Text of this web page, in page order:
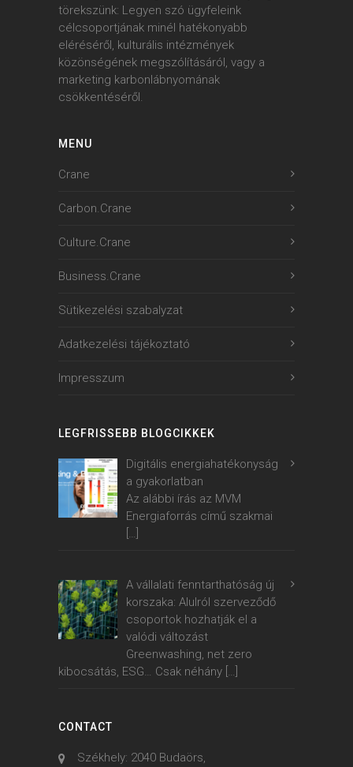
törekszünk: Legyen szó ügyfeleink
célcsoportjának minél hatékonyabb
eléréséről, kulturális intézmények
közönségének megszólításáról, vagy a
marketing karbonlábnyomának
csökkentéséről.
MENU
Crane
Carbon.Crane
Culture.Crane
Business.Crane
Sütikezelési szabalyzat
Adatkezelési tájékoztató
Impresszum
LEGFRISSEBB BLOGCIKKEK
Digitális energiahatékonyság
a gyakorlatban
Az alábbi írás az MVM
Energiaforrás című szakmai
A vállalati fenntarthatóság új
korszaka: Alulról szerveződő
csoportok hozhatják el a
valódi változást
Greenwashing, net zero
kibocsátás, ESG… Csak néhány […]
CONTACT
Székhely: 2040 Budaörs,